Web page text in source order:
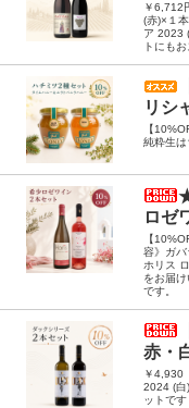
￥6,712
(赤)×１
ア 2023
トにも
リシ
【
純粋生は
ロゼ
【
容》ガ
ホリス
をお届
です。
赤・
￥4,930
2024 (白
ットです